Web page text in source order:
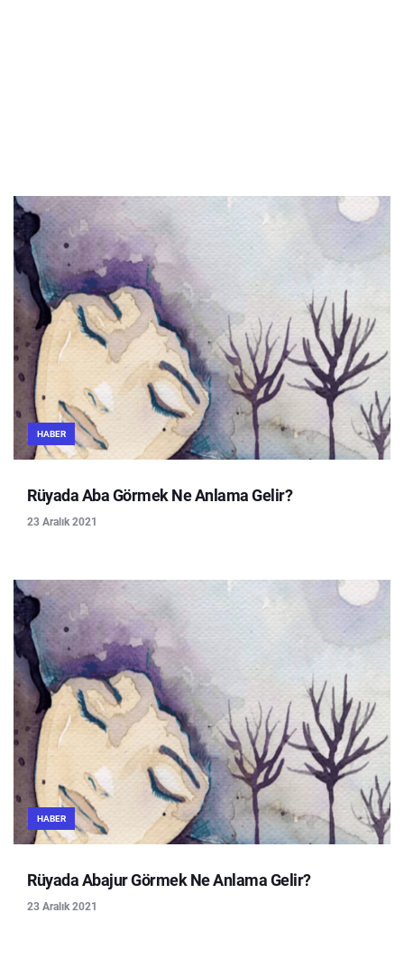
HABER
Rüyada Aba Görmek Ne Anlama Gelir?
23 Aralık 2021
HABER
Rüyada Abajur Görmek Ne Anlama Gelir?
23 Aralık 2021